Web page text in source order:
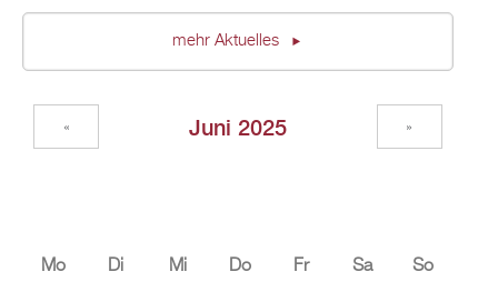
mehr Aktuelles
Juni 2025
« »
Mo Di Mi Do Fr Sa So